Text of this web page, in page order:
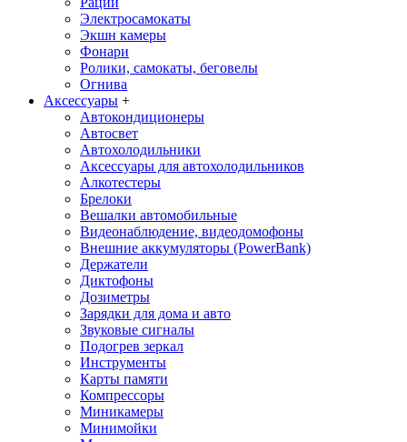
Электросамокаты
Экшн камеры
Фонари
Ролики, самокаты, беговелы
Огнива
Аксессуары +
Автокондиционеры
Aвтосвет
Автохолодильники
Аксессуары для автохолодильников
Алкотестеры
Брелоки
Вешалки автомобильные
Видеонаблюдение, видеодомофоны
Внешние аккумуляторы (PowerBank)
Держатели
Диктофоны
Дозиметры
Зарядки для дома и авто
Звуковые сигналы
Подогрев зеркал
Инструменты
Карты памяти
Компрессоры
Миникамеры
Минимойки